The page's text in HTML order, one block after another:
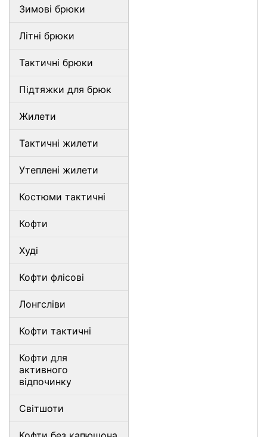
Зимові брюки
Літні брюки
Тактичні брюки
Підтяжки для брюк
Жилети
Тактичні жилети
Утеплені жилети
Костюми тактичні
Кофти
Худі
Кофти флісові
Лонгсліви
Кофти тактичні
Кофти для
активного
відпочинку
Світшоти